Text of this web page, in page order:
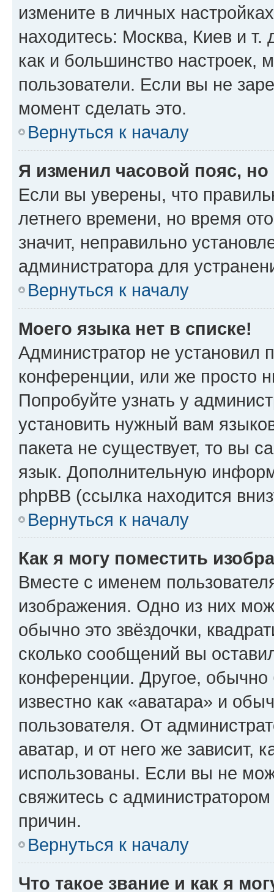
измените в личных
находитесь: Москва, Киев и т.
как и большинство настроек,
пользователи. Если вы не
момент сделать это.
Вернуться к началу
Я изменил часовой пояс,
Если вы уверены, что
летнего времени, но время
значит, неправильно
администратора для
Вернуться к началу
Моего языка нет в списке!
Администратор не установил
конференции, или же просто
Попробуйте узнать у
установить нужный вам
пакета не существует, то вы
язык. Дополнительную
phpBB (ссылка находится
Вернуться к началу
Как я могу поместить
Вместе с именем
изображения. Одно из них
обычно это звёздочки,
сколько сообщений вы
конференции. Другое,
известно как «аватара» и
пользователя. От
аватар, и от него же зависит,
использованы. Если вы не
свяжитесь с
причин.
Вернуться к началу
Что такое звание и как я